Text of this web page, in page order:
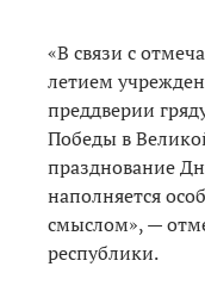
«В связи с
летием
преддверии
Победы в
празднование
наполняется
смыслом», —
республики.